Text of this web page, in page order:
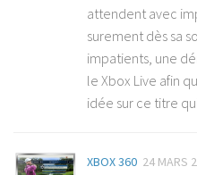
attendent avec
surement dès sa
impatients, une
le Xbox Live afin
idée sur ce titre
XBOX 360 24 MARS